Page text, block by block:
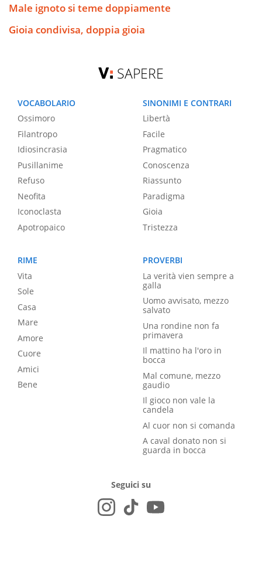
Male ignoto si teme doppiamente
Gioia condivisa, doppia gioia
SAPERE
VOCABOLARIO
Ossimoro
Filantropo
Idiosincrasia
Pusillanime
Refuso
Neofita
Iconoclasta
Apotropaico
SINONIMI E CONTRARI
Libertà
Facile
Pragmatico
Conoscenza
Riassunto
Paradigma
Gioia
Tristezza
RIME
Vita
Sole
Casa
Mare
Amore
Cuore
Amici
Bene
PROVERBI
La verità vien sempre a
galla
Uomo avvisato, mezzo
salvato
Una rondine non fa
primavera
Il mattino ha l'oro in
bocca
Mal comune, mezzo
gaudio
Il gioco non vale la
candela
Al cuor non si comanda
A caval donato non si
guarda in bocca
Seguici su